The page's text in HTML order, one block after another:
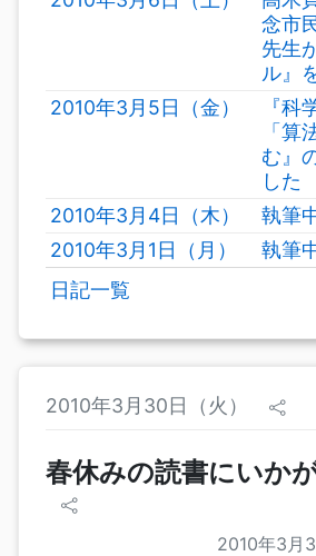
念市
先生
ル』
2010年3月5日（金）
『科
「算
む』
した
2010年3月4日（木）
執筆
2010年3月1日（月）
執筆
日記一覧
2010年3月30日（火）
春休みの読書にいか
2010年3月